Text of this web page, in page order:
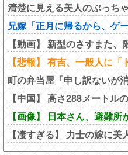
清楚に見える美人のぶっち
兄嫁「正月に帰るから、ゲ
【動画】 新型のさすまた、
【悲報】 有吉、一般人に
町の弁当屋「申し訳ないが
【中国】 高さ288メートル
【画像】 日本さん、避難
【凄すぎる】 力士の嫁に